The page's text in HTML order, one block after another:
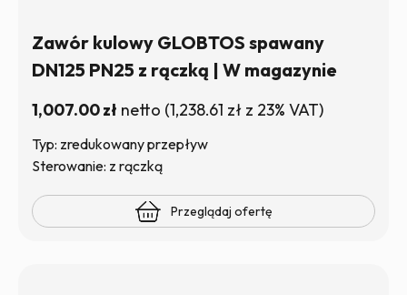
Zawór kulowy GLOBTOS spawany
DN125 PN25 z rączką | W magazynie
1,007.00zł netto (1,238.61 zł z 23% VAT)
Typ: zredukowany przepływ
Sterowanie: z rączką
Przeglądaj ofertę